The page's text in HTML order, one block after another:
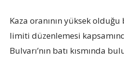
Kaza oranının yüksek
limiti düzenlemesi
Bulvarı’nın batı kısmında